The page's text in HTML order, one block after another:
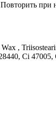
,
Ci